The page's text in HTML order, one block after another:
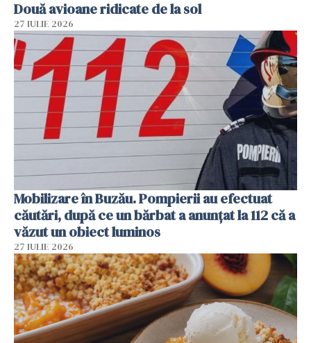
Două avioane ridicate de la sol
27 IULIE 2026
Mobilizare în Buzău. Pompierii au efectuat
căutări, după ce un bărbat a anunțat la 112 că a
văzut un obiect luminos
27 IULIE 2026